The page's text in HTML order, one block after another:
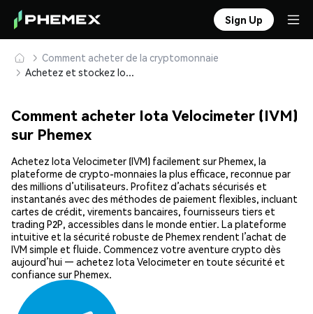
Sign Up
Comment acheter de la cryptomonnaie
Achetez et stockez Iota Velocimeter (IVM) en toute sécurité
Comment acheter Iota Velocimeter (IVM)
sur Phemex
Achetez Iota Velocimeter (IVM) facilement sur Phemex, la
plateforme de crypto-monnaies la plus efficace, reconnue par
des millions d’utilisateurs. Profitez d’achats sécurisés et
instantanés avec des méthodes de paiement flexibles, incluant
cartes de crédit, virements bancaires, fournisseurs tiers et
trading P2P, accessibles dans le monde entier. La plateforme
intuitive et la sécurité robuste de Phemex rendent l’achat de
IVM simple et fluide. Commencez votre aventure crypto dès
aujourd’hui — achetez Iota Velocimeter en toute sécurité et
confiance sur Phemex.